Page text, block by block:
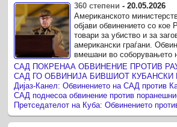
360 степени -20.05.2026
Американското
објави обвинението со кое
товари за убиство и за
американски граѓани.
вмешани во соборувањето
вклучително и нивните